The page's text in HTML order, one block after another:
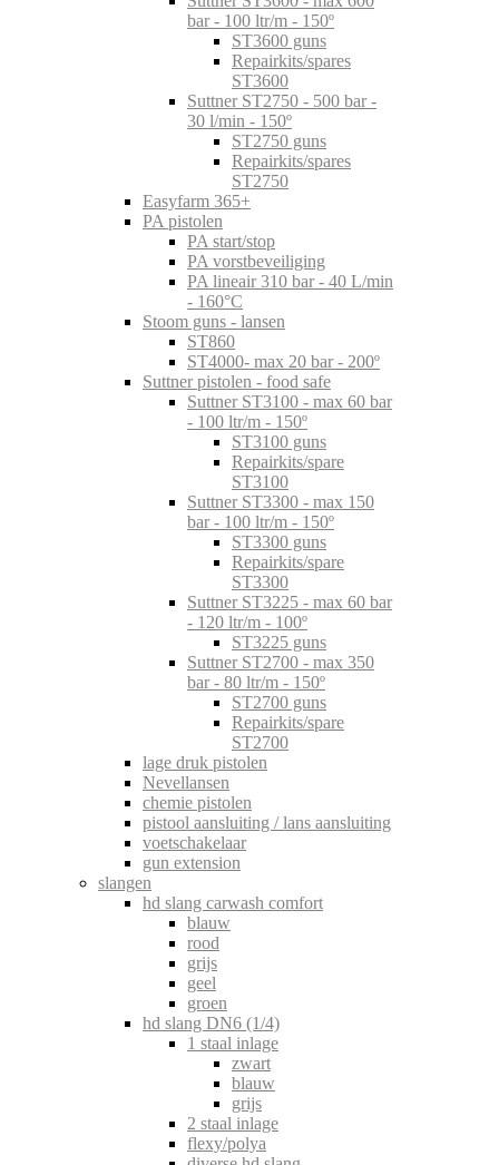
bar - 100 ltr/m - 150º
ST3600 guns
Repairkits/spares
ST3600
Suttner ST2750 - 500 bar -
30 l/min - 150º
ST2750 guns
Repairkits/spares
ST2750
Easyfarm 365+
PA pistolen
PA start/stop
PA vorstbeveiliging
PA lineair 310 bar - 40 L/min
- 160°C
Stoom guns - lansen
ST860
ST4000- max 20 bar - 200º
Suttner pistolen - food safe
Suttner ST3100 - max 60 bar
- 100 ltr/m - 150º
ST3100 guns
Repairkits/spare
ST3100
Suttner ST3300 - max 150
bar - 100 ltr/m - 150º
ST3300 guns
Repairkits/spare
ST3300
Suttner ST3225 - max 60 bar
- 120 ltr/m - 100º
ST3225 guns
Suttner ST2700 - max 350
bar - 80 ltr/m - 150º
ST2700 guns
Repairkits/spare
ST2700
lage druk pistolen
Nevellansen
chemie pistolen
pistool aansluiting / lans aansluiting
voetschakelaar
gun extension
slangen
hd slang carwash comfort
blauw
rood
grijs
geel
groen
hd slang DN6 (1/4)
1 staal inlage
zwart
blauw
grijs
2 staal inlage
flexy/polya